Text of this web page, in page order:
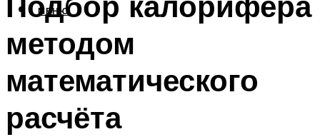
МЕНЮ
методом
математического
расчёта